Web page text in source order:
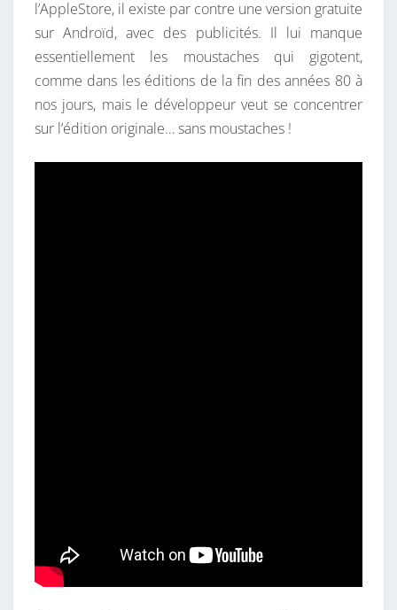
l’AppleStore, il existe par contre une version gratuite
sur Androïd, avec des publicités. Il lui manque
essentiellement les moustaches qui gigotent,
comme dans les éditions de la fin des années 80 à
nos jours, mais le développeur veut se concentrer
sur l’édition originale… sans moustaches !